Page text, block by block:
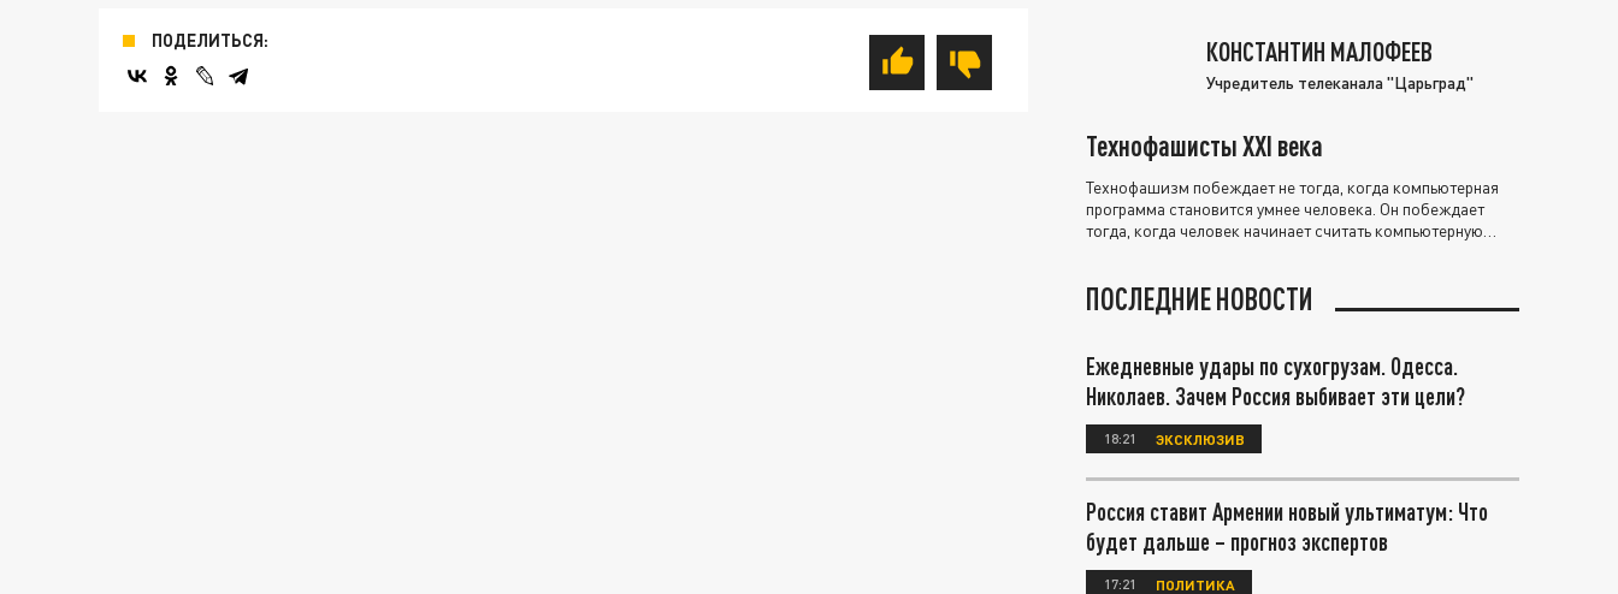
ПОДЕЛИТЬСЯ: КОНСТАНТИН МАЛОФЕЕВ
Учредитель телеканала "Царьград"
Технофашисты XXI века
Технофашизм побеждает не тогда, когда компьютерная
программа становится умнее человека. Он побеждает
тогда, когда человек начинает считать компьютерную
ПОСЛЕДНИЕ НОВОСТИ
Ежедневные удары по сухогрузам. Одесса.
Николаев. Зачем Россия выбивает эти цели?
18:21 ЭКСКЛЮЗИВ
Россия ставит Армении новый ультиматум: Что
будет дальше – прогноз экспертов
17:21 ПОЛИТИКА